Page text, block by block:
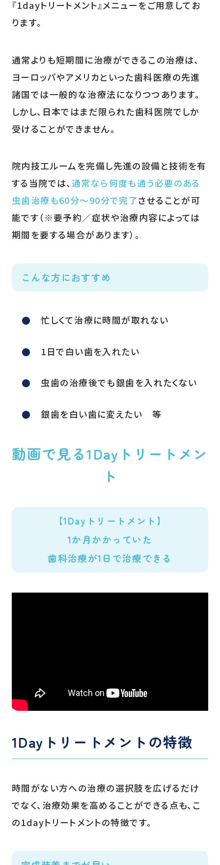
『1dayトリートメント』メニューをご用意してお
ります。
通常よりも短期間に治療ができるこの治療は、
ヨーロッパやアメリカといった歯科医療の先進
諸国では一般的な治療法になりつつあります。
しかし、日本ではまだ限られた歯科医院でしか
受けることができません。
院内技工ルームを完備し先進の設備と技術を有
する当院では、通常なら何度も通う必要のある
虫歯治療も60分～90分で完了させることが可
能です（※要予約／症状や治療内容によっては
期間を要する場合があります）。
こんな方におすすめ
忙しくて治療に時間が取れない
1日で白い歯を入れたい
虫歯の治療後でも銀歯を入れたくない
銀歯を白い歯に変えたい 等
動画で見る1Dayトリートメン
ト
【1Dayトリートメント】
1か月かかっていた
歯科治療が1日で治療できる
1Dayトリートメントの特徴
時間がない方への治療の選択肢を広げるだけ
でなく、治療効果を高めることができる点も、こ
の1dayトリートメントの特徴です。